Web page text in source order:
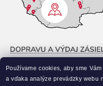
Používame cookies, aby sme
a vďaka analýze prevádzky webu